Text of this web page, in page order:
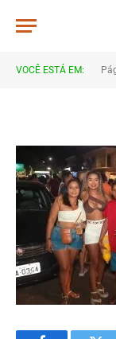
VOCÊ ESTÁ EM:
4B2A1050